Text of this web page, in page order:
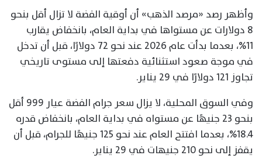
وأظهر رصد «مرصد الذهب» أن أوقية الفضة لا تزال أقل بنحو
8 دولارات عن مستواها في بداية العام، بانخفاض يقارب
11%، بعدما بدأت عام 2026 عند نحو 72 دولارًا، قبل أن تدخل
في موجة صعود استثنائية دفعتها إلى مستوى تاريخي
تجاوز 121 دولارًا في 29 يناير.
وفي السوق المحلية، لا يزال سعر جرام الفضة عيار 999 أقل
بنحو 23 جنيهًا عن مستواه في بداية العام، بانخفاض قدره
18.4%، بعدما افتتح العام عند نحو 125 جنيهًا للجرام، قبل أن
يقفز إلى نحو 210 جنيهات في 29 يناير.